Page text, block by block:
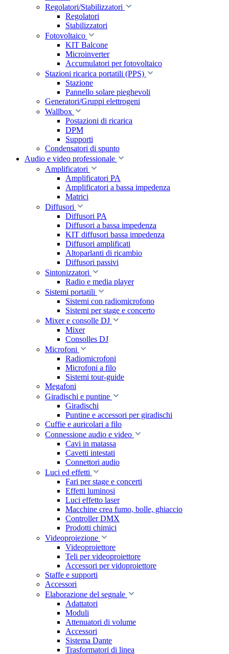
Regolatori/Stabilizzatori
Regolatori
Stabilizzatori
Fotovoltaico
KIT Balcone
Microinverter
Accumulatori per fotovoltaico
Stazioni ricarica portatili (PPS)
Stazione
Pannello solare pieghevoli
Generatori/Gruppi elettrogeni
Wallbox
Postazioni di ricarica
DPM
Supporti
Condensatori di spunto
Audio e video professionale
Amplificatori
Amplificatori PA
Amplificatori a bassa impedenza
Matrici
Diffusori
Diffusori PA
Diffusori a bassa impedenza
KIT diffusori bassa impedenza
Diffusori amplificati
Altoparlanti di ricambio
Diffusori passivi
Sintonizzatori
Radio e media player
Sistemi portatili
Sistemi con radiomicrofono
Sistemi per stage e concerto
Mixer e consolle DJ
Mixer
Consolles DJ
Microfoni
Radiomicrofoni
Microfoni a filo
Sistemi tour-guide
Megafoni
Giradischi e puntine
Giradischi
Puntine e accessori per giradischi
Cuffie e auricolari a filo
Connessione audio e video
Cavi in matassa
Cavetti intestati
Connettori audio
Luci ed effetti
Fari per stage e concerti
Effetti luminosi
Luci effetto laser
Macchine crea fumo, bolle, ghiaccio
Controller DMX
Prodotti chimici
Videoproiezione
Videoproiettore
Teli per videoproiettore
Accessori per vidoproiettore
Staffe e supporti
Accessori
Elaborazione del segnale
Adattatori
Moduli
Attenuatori di volume
Accessori
Sistema Dante
Trasformatori di linea